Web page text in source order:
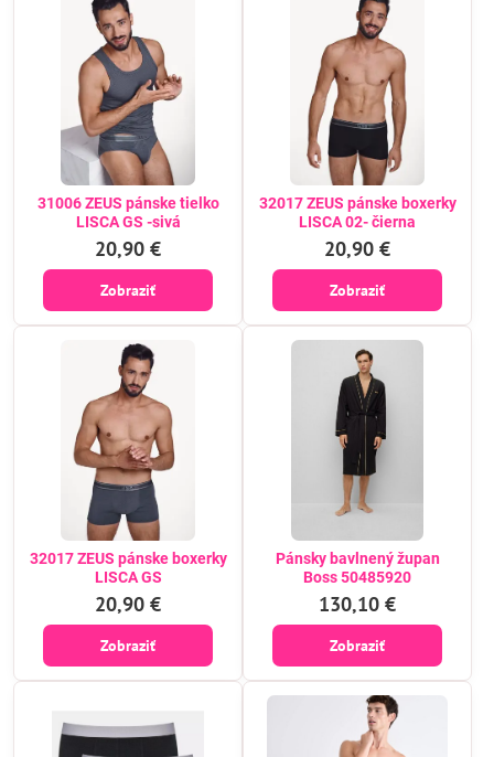
31006 ZEUS pánske tielko
LISCA GS -sivá
20,90 €
Zobraziť
32017 ZEUS pánske boxerky
LISCA 02- čierna
20,90 €
Zobraziť
32017 ZEUS pánske boxerky
LISCA GS
20,90 €
Zobraziť
Pánsky bavlnený župan
Boss 50485920
130,10 €
Zobraziť